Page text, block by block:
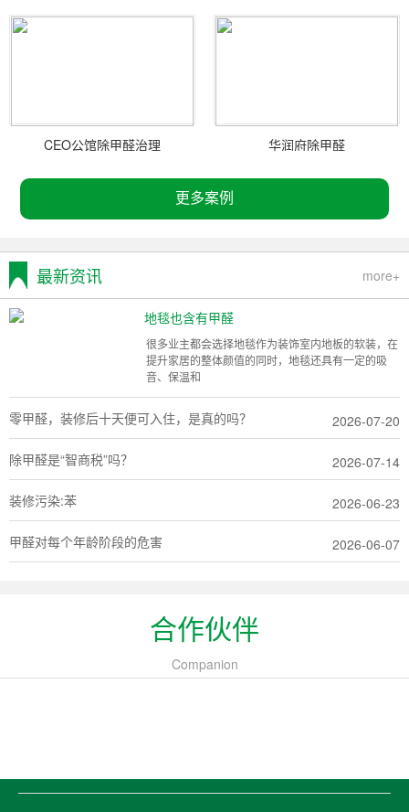
CEO公馆除甲醛治理 华润府除甲醛
更多案例
最新资讯 more+
地毯也含有甲醛
很多业主都会选择地毯作为装饰室内地板的软装，在
提升家居的整体颜值的同时，地毯还具有一定的吸
音、保温和
零甲醛，装修后十天便可入住，是真的吗？ 2026-07-20
除甲醛是“智商税”吗？ 2026-07-14
装修污染:苯 2026-06-23
甲醛对每个年龄阶段的危害 2026-06-07
合作伙伴
Companion